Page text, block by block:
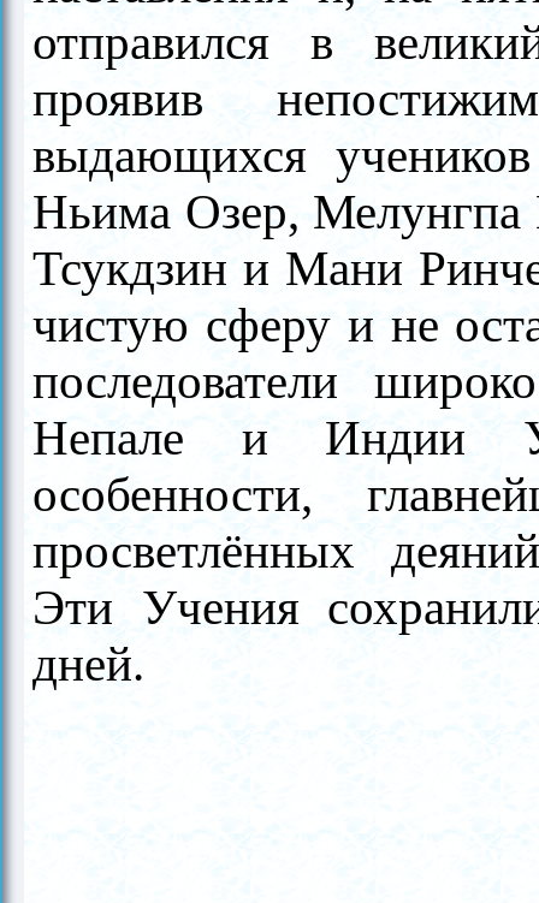
отправился в
проявив
выдающихся
Ньима Озер,
Тсукдзин и Мани
чистую сферу и не
последователи
Непале и Индии
особенности,
просветлённых
Эти Учения
дней.